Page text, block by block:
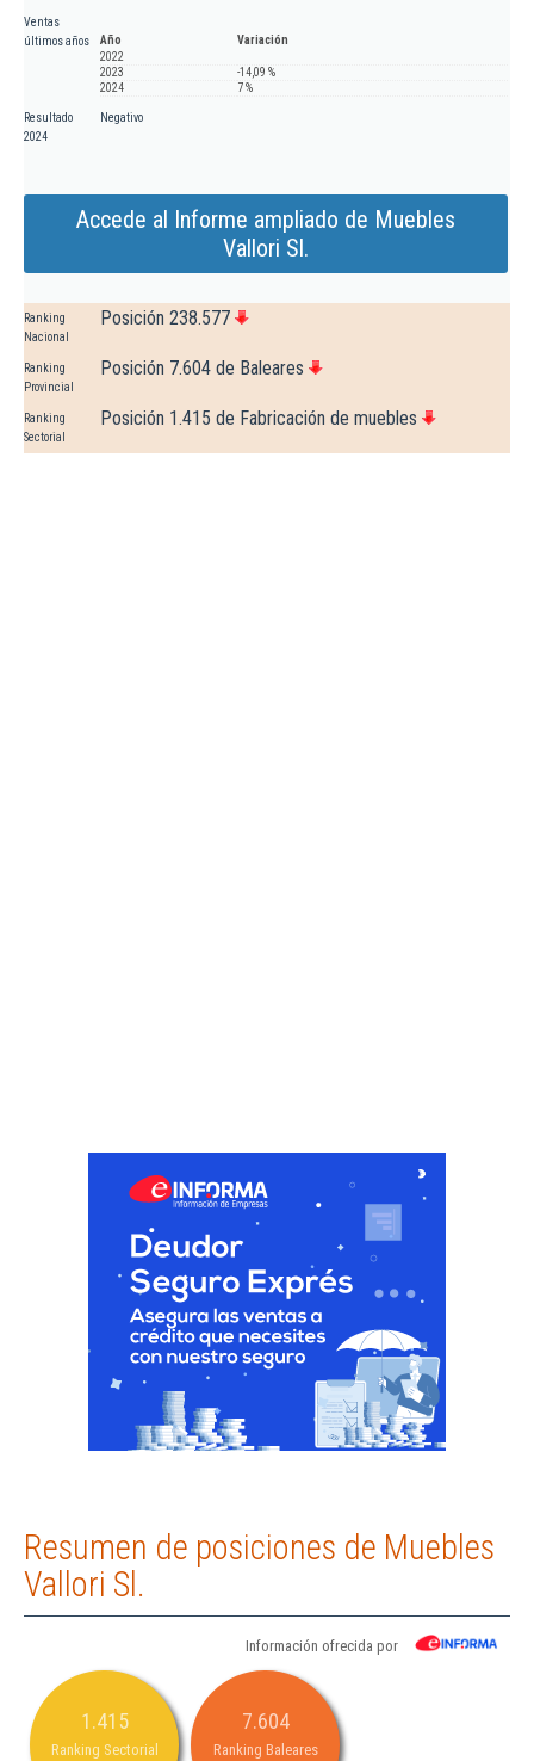
Ventas
últimos años
Año
Variación
2022
2023
-14,09 %
2024
7 %
Resultado
2024
Negativo
Accede al Informe ampliado de Muebles
Vallori Sl.
Ranking
Nacional
Posición 238.577
Ranking
Provincial
Posición 7.604 de Baleares
Ranking
Sectorial
Posición 1.415 de Fabricación de muebles
Resumen de posiciones de Muebles
Vallori Sl.
Información ofrecida por
1.415
Ranking Sectorial
7.604
Ranking Baleares